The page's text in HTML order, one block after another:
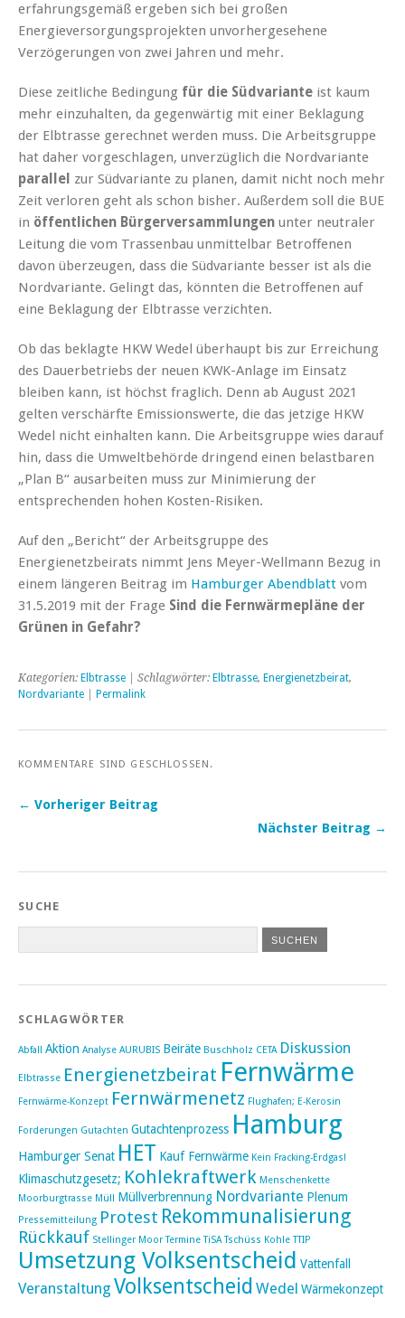
erfahrungsgemäß ergeben sich bei großen
Energieversorgungsprojekten unvorhergesehene
Verzögerungen von zwei Jahren und mehr.
Diese zeitliche Bedingung für die Südvariante ist kaum
mehr einzuhalten, da gegenwärtig mit einer Beklagung
der Elbtrasse gerechnet werden muss. Die Arbeitsgruppe
hat daher vorgeschlagen, unverzüglich die Nordvariante
parallel zur Südvariante zu planen, damit nicht noch mehr
Zeit verloren geht als schon bisher. Außerdem soll die BUE
in öffentlichen Bürgerversammlungen unter neutraler
Leitung die vom Trassenbau unmittelbar Betroffenen
davon überzeugen, dass die Südvariante besser ist als die
Nordvariante. Gelingt das, könnten die Betroffenen auf
eine Beklagung der Elbtrasse verzichten.
Ob das beklagte HKW Wedel überhaupt bis zur Erreichung
des Dauerbetriebs der neuen KWK-Anlage im Einsatz
bleiben kann, ist höchst fraglich. Denn ab August 2021
gelten verschärfte Emissionswerte, die das jetzige HKW
Wedel nicht einhalten kann. Die Arbeitsgruppe wies darauf
hin, dass die Umweltbehörde dringend einen belastbaren
„Plan B“ ausarbeiten muss zur Minimierung der
entsprechenden hohen Kosten-Risiken.
Auf den „Bericht“ der Arbeitsgruppe des
Energienetzbeirats nimmt Jens Meyer-Wellmann Bezug in
einem längeren Beitrag im Hamburger Abendblatt vom
31.5.2019 mit der Frage Sind die Fernwärmepläne der
Grünen in Gefahr?
Kategorien: Elbtrasse | Schlagwörter: Elbtrasse, Energienetzbeirat,
Nordvariante
Permalink
KOMMENTARE SIND GESCHLOSSEN.
← Vorheriger Beitrag
Nächster Beitrag →
SUCHE
SCHLAGWÖRTER
Abfall Aktion Analyse AURUBIS Beiräte Buschholz CETA Diskussion
Elbtrasse Energienetzbeirat Fernwärme
Fernwärme-Konzept Fernwärmenetz Flughafen; E-Kerosin
Forderungen Gutachten Gutachtenprozess Hamburg
Hamburger Senat HET Kauf Fernwärme Kein Fracking-Erdgas!
Klimaschutzgesetz; Kohlekraftwerk Menschenkette
Moorburgtrasse Müll Müllverbrennung Nordvariante Plenum
Pressemitteilung Protest Rekommunalisierung
Rückkauf Stellinger Moor Termine TiSA Tschüss Kohle TTIP
Umsetzung Volksentscheid Vattenfall
Veranstaltung Volksentscheid Wedel Wärmekonzept